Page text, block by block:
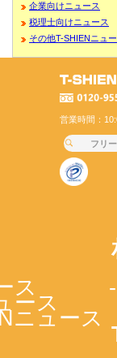
企業向けニュース
税理士向けニュース
その他T-SHIENニュ
営業時間：
ス
ース
ニュース